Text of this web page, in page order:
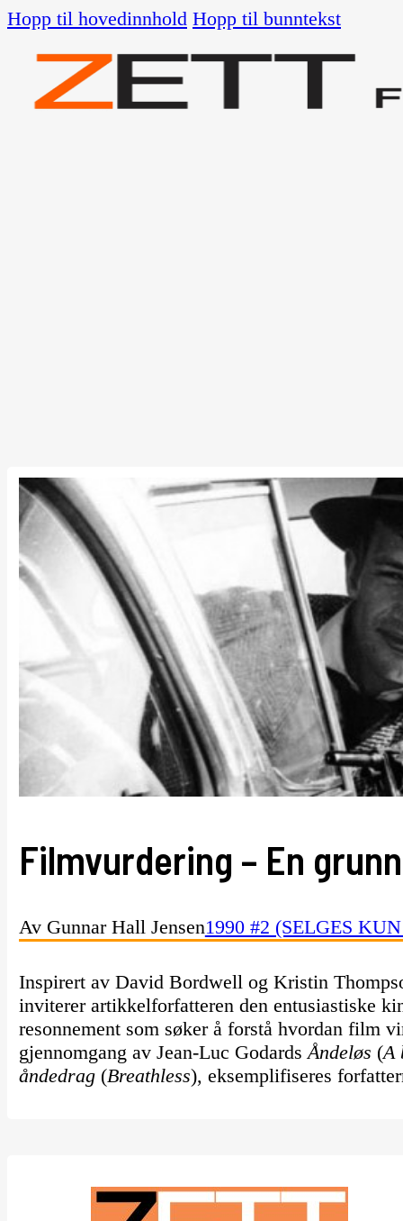
Hopp til hovedinnhold Hopp til bunntekst
Filmvurdering – En
Av Gunnar Hall Jensen1990 #2 (SELGES
Inspirert av David Bordwell og Kristin
inviterer artikkelforfatteren den entusiastiske
resonnement som søker å forstå hvordan film
gjennomgang av Jean-Luc Godards Åndeløs (A
åndedrag (Breathless), eksemplifiseres